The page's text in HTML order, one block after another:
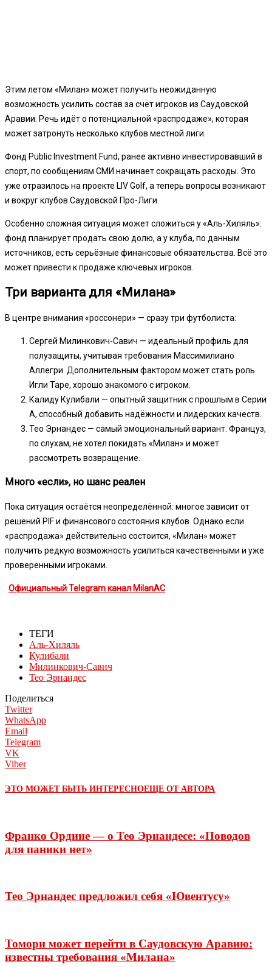
Этим летом «Милан» может получить неожиданную
возможность усилить состав за счёт игроков из Саудовской
Аравии. Речь идёт о потенциальной «распродаже», которая
может затронуть несколько клубов местной лиги.
Фонд Public Investment Fund, ранее активно инвестировавший в
спорт, по сообщениям СМИ начинает сокращать расходы. Это
уже отразилось на проекте LIV Golf, а теперь вопросы возникают
и вокруг клубов Саудовской Про-Лиги.
Особенно сложная ситуация может сложиться у «Аль-Хиляль»:
фонд планирует продать свою долю, а у клуба, по данным
источников, есть серьёзные финансовые обязательства. Всё это
может привести к продаже ключевых игроков.
Три варианта для «Милана»
В центре внимания «россонери» — сразу три футболиста:
Сергей Милинкович-Савич — идеальный профиль для
полузащиты, учитывая требования Массимилиано
Аллегри. Дополнительным фактором может стать роль
Игли Таре, хорошо знакомого с игроком.
Калиду Кулибали — опытный защитник с прошлым в Серии
А, способный добавить надёжности и лидерских качеств.
Тео Эрнандес — самый эмоциональный вариант. Француз,
по слухам, не хотел покидать «Милан» и может
рассмотреть возвращение.
Много «если», но шанс реален
Пока ситуация остаётся неопределённой: многое зависит от
решений PIF и финансового состояния клубов. Однако если
«распродажа» действительно состоится, «Милан» может
получить редкую возможность усилиться качественными и уже
проверенными игроками.
Официальный Telegram канал MilanAC
ТЕГИ
Аль-Хиляль
Кулибали
Милинкович-Савич
Тео Эрнандес
Поделиться
Twitter
WhatsApp
Email
Telegram
VK
Viber
ЭТО МОЖЕТ БЫТЬ ИНТЕРЕСНОЕЩЕ ОТ АВТОРА
Франко Ордине — о Тео Эрнандесе: «Поводов
для паники нет»
Тео Эрнандес предложил себя «Ювентусу»
Томори может перейти в Саудовскую Аравию:
известны требования «Милана»